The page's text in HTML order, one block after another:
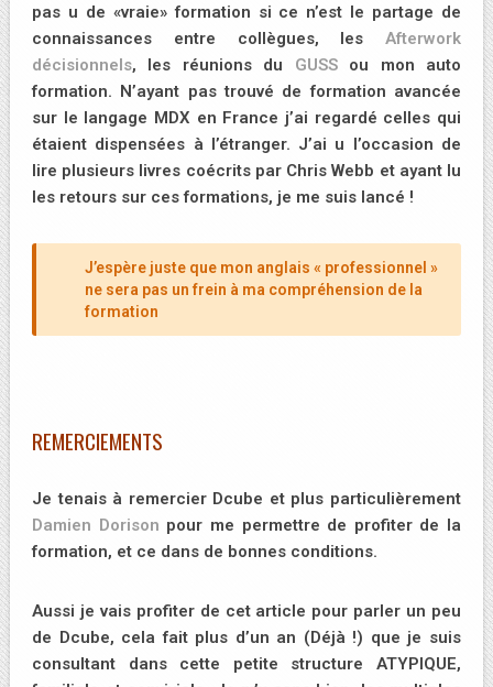
pas u de «vraie» formation si ce n’est le partage de
connaissances entre collègues, les Afterwork
décisionnels, les réunions du GUSSou mon auto
formation. N’ayant pas trouvé de formation avancée
sur le langage MDX en France j’ai regardé celles qui
étaient dispensées à l’étranger. J’ai u l’occasion de
lire plusieurs livres coécrits par Chris Webb et ayant lu
les retours sur ces formations, je me suis lancé !
J’espère juste que mon anglais « professionnel »
ne sera pas un frein à ma compréhension de la
formation
REMERCIEMENTS
Je tenais à remercier Dcube et plus particulièrement
Damien Dorison pour me permettre de profiter de la
formation, et ce dans de bonnes conditions.
Aussi je vais profiter de cet article pour parler un peu
de Dcube, cela fait plus d’un an (Déjà !) que je suis
consultant dans cette petite structure ATYPIQUE,